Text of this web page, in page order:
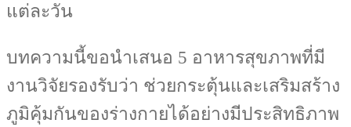
แต่ละวัน
บทความนี้ขอนำเสนอ 5 อาหารสุขภาพที่มี
งานวิจัยรองรับว่า ช่วยกระตุ้นและเสริมสร้าง
ภูมิคุ้มกันของร่างกายได้อย่างมีประสิทธิภาพ